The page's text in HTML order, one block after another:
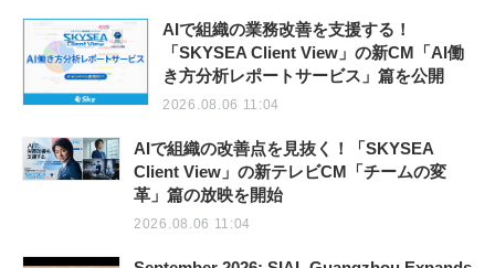
AIで組織の業務改善を支援する！
「SKYSEA Client View」の新CM「AI働
き方分析レポートサービス」篇を公開
2026.08.06 11:04
AIで組織の改善点を見抜く！「SKYSEA
Client View」の新テレビCM「チームの変
革」篇の放映を開始
2026.08.06 11:04